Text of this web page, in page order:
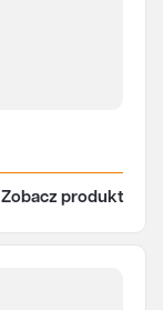
Zobacz produkt